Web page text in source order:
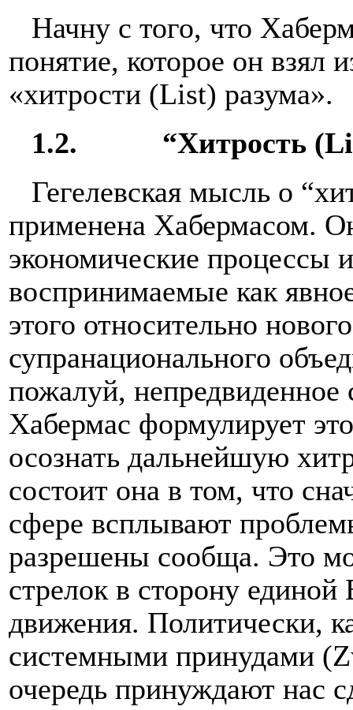
Начну с того, что
понятие, которое он взял
«хитрости (List) разума».
1.2.
“Хитрость
Гегелевская мысль о
применена Хабермасом.
экономические процессы
воспринимаемые как
этого относительно
супранационального
пожалуй, непредвиденное
Хабермас формулирует
осознать дальнейшую
состоит она в том, что
сфере всплывают
разрешены сообща. Это
стрелок в сторону
движения. Политически,
системными принудами
очередь принуждают нас